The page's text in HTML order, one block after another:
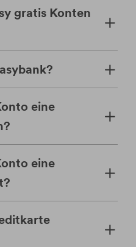
gratis Konten
eine
eine